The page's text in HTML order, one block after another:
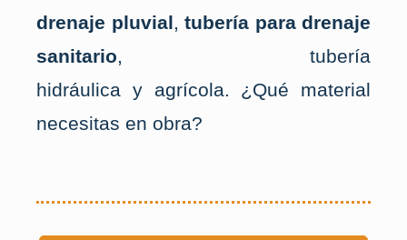
drenaje pluvial, tubería para drenaje
sanitario,
tubería
hidráulica y agrícola. ¿Qué material
necesitas en obra?